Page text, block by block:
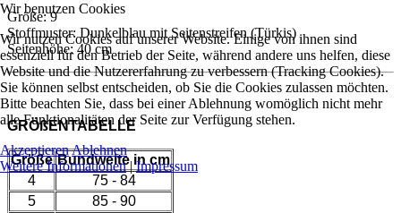
Größe: 9
Stoffmuster: Dunkelblau mit Seitenstreifen (Türkis)
Seitenhöhe: 40 cm
GRÖßENTABELLE
Größe Bundweite in cm
4
75 - 84
5
85 - 90
Wir benutzen Cookies
Wir nutzen Cookies auf unserer Website. Einige von ihnen sind
essenziell für den Betrieb der Seite, während andere uns helfen, diese
Website und die Nutzererfahrung zu verbessern (Tracking Cookies).
Sie können selbst entscheiden, ob Sie die Cookies zulassen möchten.
Bitte beachten Sie, dass bei einer Ablehnung womöglich nicht mehr
alle Funktionalitäten der Seite zur Verfügung stehen.
AkzeptierenAblehnen
Weitere Informationen|Impressum